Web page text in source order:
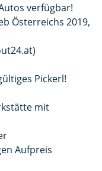
verfügbar!
Österreichs 2019,
Pickerl!
mit
Aufpreis